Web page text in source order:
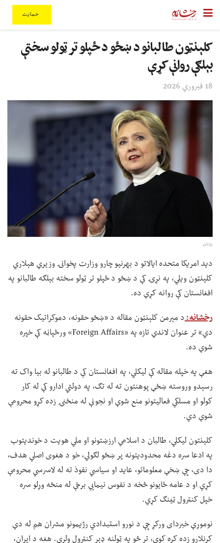
حمایت
کلېنټون طالبانو د ښځو د ځپلو تر ټولو سختې
بېلګې روانې کړې
18 فبروري 2026
رویترز
ديد امریکا متحده ایالاتو د بهرنیو چارو وزارت پخوانۍ وزیرې هېلاري
کلېنټون ویلي، په نړۍ کې د ښځو د ځپلو تر ټولو سخته بېلګه طالبانو په
افغانستان کې روانه کړې ده.
رخشانه:د مېرمن کلېنټون مقاله د «ښځو حقونه، دموکراتیک حقونه
دي» تر عنوان لاندې تازه په «Foreign Affairs» ورځپاڼه کې خپره
شوې ده.
هغې په خپله مقاله کې لیکلي، په افغانستان کې د طالبانو له بیا واک ته
رسېدو وروسته ښځې پوهنتون ته له تګ، په دولتي ادارو کې له کار
کولو او مسلکي فعالیتونو منع شوې او نجونې له منځنۍ زده کړو محرومې
شوې دي.
کلېنتون لیکلي، طالبان د اسلامي ارزښتونو او ملي هویت د خوندیتوب
په ادعا سره دغه محدودیتونه پر ښځو لګولي، خو د هغوی اصلي هدف،
دا دی، چې ښخې معلوماتو، عاید او سیاسي نفوذ ته له لاسرسي محرومې
کړي او د عامه ځایونو څخه د نفوس نیمايي برخې له منځه وړلو سره
خپل کنټرول ټینګ کړي.
نوموړې خبردای ورکړ چې د نورو استبدادي رژیمونو مشران هم له دې
کړنلارو زده کړه کوي، تر څو په ټولنه ډېر کنټرول ولري. هغه د ایران،